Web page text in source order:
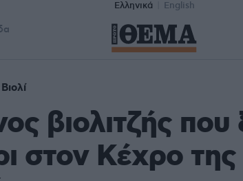
Ελληνικά English
Βιολί
βιολιτζής
στον Κέχρο